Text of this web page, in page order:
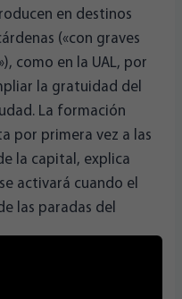
en destinos
(«con graves
como en la UAL, por
la gratuidad del
La formación
por primera vez a las
la capital, explica
activará cuando el
las paradas del